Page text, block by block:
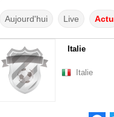
Aujourd'hui Live Actu
Italie
Italie